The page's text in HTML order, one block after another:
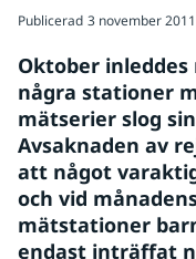
Publicerad 3 november 2011
Oktober
några stationer
mätserier slog
Avsaknaden av
att något
och vid
mätstationer
endast inträffat